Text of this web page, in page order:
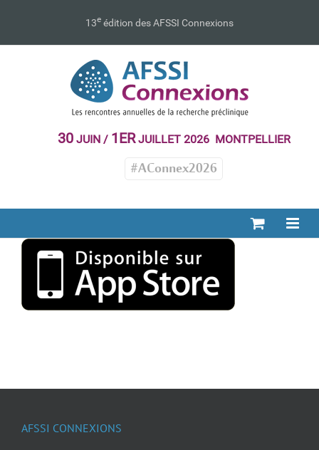
13e édition des AFSSI Connexions
30JUIN / 1ERJUILLET 2026 MONTPELLIER
#AConnex2026
AFSSI CONNEXIONS